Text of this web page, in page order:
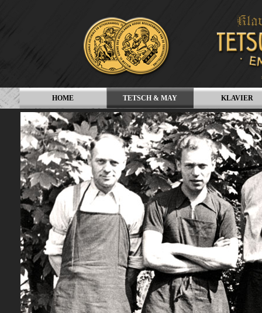
HOME TETSCH & MAY KLAVIER